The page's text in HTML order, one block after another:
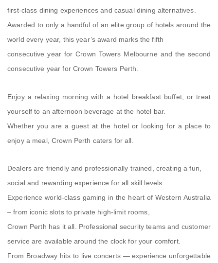
first-class dining experiences and casual dining alternatives.
Awarded to only a handful of an elite group of hotels around the
world every year, this year’s award marks the fifth
consecutive year for Crown Towers Melbourne and the second
consecutive year for Crown Towers Perth.
Enjoy a relaxing morning with a hotel breakfast buffet, or treat
yourself to an afternoon beverage at the hotel bar.
Whether you are a guest at the hotel or looking for a place to
enjoy a meal, Crown Perth caters for all.
Dealers are friendly and professionally trained, creating a fun,
social and rewarding experience for all skill levels.
Experience world-class gaming in the heart of Western Australia
– from iconic slots to private high-limit rooms,
Crown Perth has it all. Professional security teams and customer
service are available around the clock for your comfort.
From Broadway hits to live concerts — experience unforgettable